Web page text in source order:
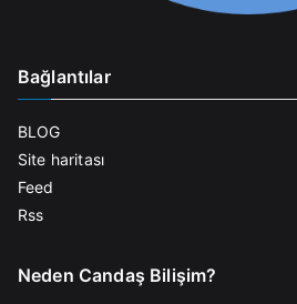
Bağlantılar
BLOG
Site haritası
Feed
Rss
Neden Candaş Bilişim?